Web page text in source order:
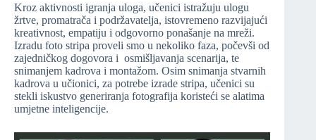
Kroz aktivnosti igranja uloga, učenici istražuju ulogu
žrtve, promatrača i podržavatelja, istovremeno razvijajući
kreativnost, empatiju i odgovorno ponašanje na mreži.
Izradu foto stripa proveli smo u nekoliko faza, počevši od
zajedničkog dogovora i osmišljavanja scenarija, te
snimanjem kadrova i montažom. Osim snimanja stvarnih
kadrova u učionici, za potrebe izrade stripa, učenici su
stekli iskustvo generiranja fotografija koristeći se alatima
umjetne inteligencije.